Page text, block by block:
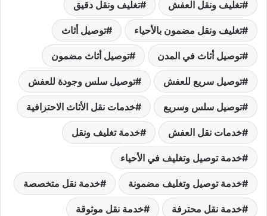
تغليف ونقل العفش تغليف ونقل دقيق
تغليف ونقل مضمون بالأحياء توصيل أثاث
توصيل أثاث في المدن توصيل أثاث مضمون
توصيل سريع للعفش توصيل سلس وجودة للعفش
توصيل سلس وسريع خدمات نقل الأثاث الاحترافية
خدمات نقل العفش خدمة تغليف ونقل
خدمة توصيل وتغليف في الأحياء
خدمة توصيل وتغليف مضمونة خدمة نقل متخصصة
خدمة نقل محترفة خدمة نقل موثوقة